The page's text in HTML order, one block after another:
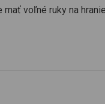
voľné ruky na